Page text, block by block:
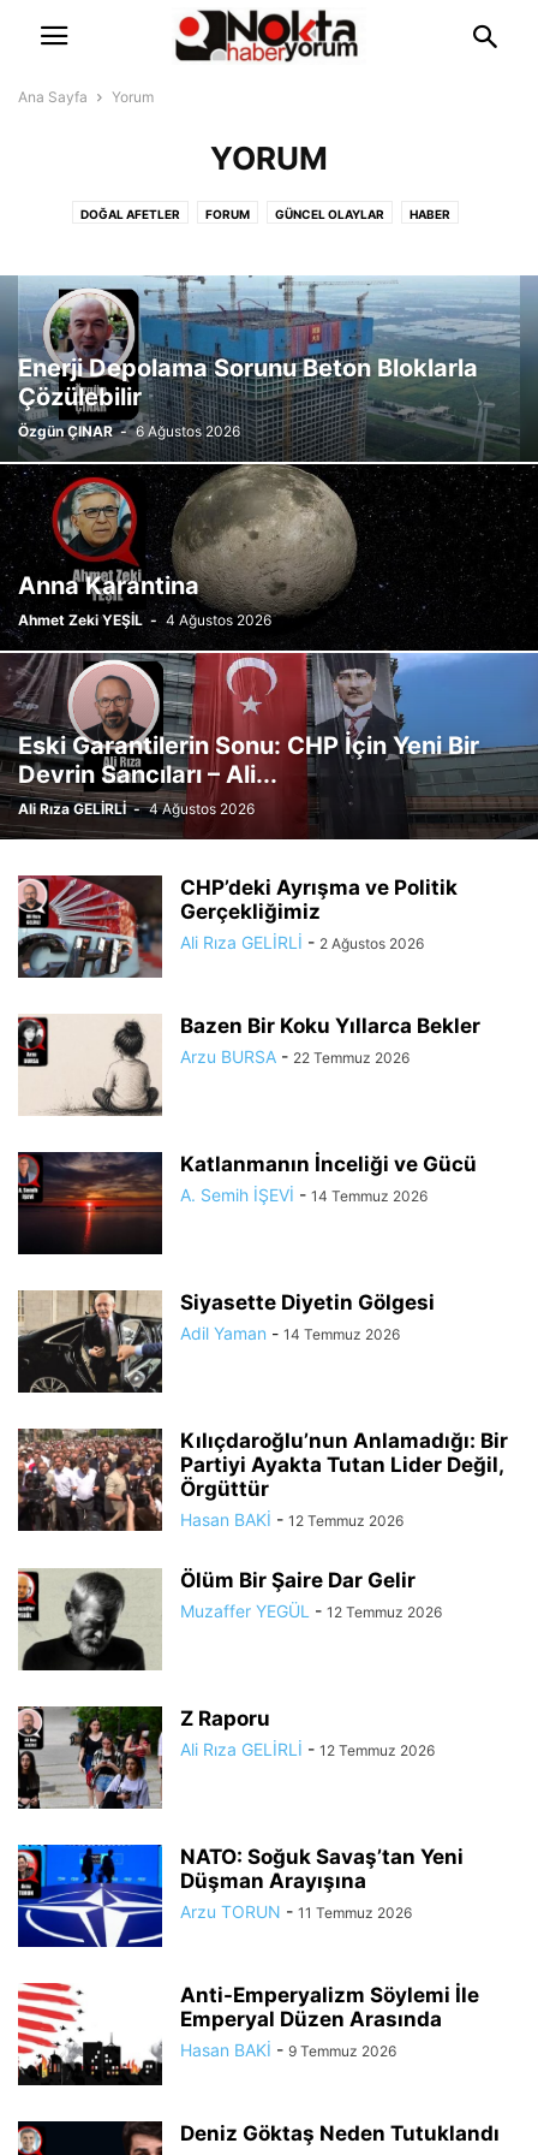
Ana Sayfa Yorum
YORUM
DOĞAL AFETLER FORUM GÜNCEL OLAYLAR HABER
SIYASI HABERLER SOSYAL ADALET YAŞAM YAZARLAR YORUM
Enerji Depolama Sorunu Beton Bloklarla
Çözülebilir
Özgün ÇINAR - 6 Ağustos 2026
Anna Karantina
Ahmet Zeki YEŞİL - 4 Ağustos 2026
Eski Garantilerin Sonu: CHP İçin Yeni Bir
Devrin Sancıları – Ali...
Ali Rıza GELİRLİ - 4 Ağustos 2026
CHP’deki Ayrışma ve Politik
Gerçekliğimiz
Ali Rıza GELİRLİ - 2 Ağustos 2026
Bazen Bir Koku Yıllarca Bekler
Arzu BURSA - 22 Temmuz 2026
Katlanmanın İnceliği ve Gücü
A. Semih İŞEVİ - 14 Temmuz 2026
Siyasette Diyetin Gölgesi
Adil Yaman - 14 Temmuz 2026
Kılıçdaroğlu’nun Anlamadığı: Bir
Partiyi Ayakta Tutan Lider Değil,
Örgüttür
Hasan BAKİ - 12 Temmuz 2026
Ölüm Bir Şaire Dar Gelir
Muzaffer YEGÜL - 12 Temmuz 2026
Z Raporu
Ali Rıza GELİRLİ - 12 Temmuz 2026
NATO: Soğuk Savaş’tan Yeni
Düşman Arayışına
Arzu TORUN - 11 Temmuz 2026
Anti-Emperyalizm Söylemi İle
Emperyal Düzen Arasında
Hasan BAKİ - 9 Temmuz 2026
Deniz Göktaş Neden Tutuklandı